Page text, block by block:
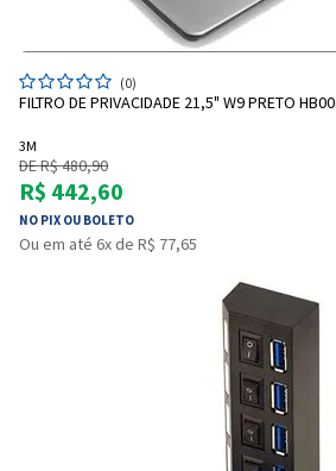
Entrega Flash
Cartão de crédito
Pagamento via Pix
Retire na Loja
(0)
FILTRO DE PRIVACIDADE 21,5" W9 PRETO
3M
DE R$ 480,90
R$ 442,60
NO PIX OU BOLETO
Ou em até 6x de R$ 77,65